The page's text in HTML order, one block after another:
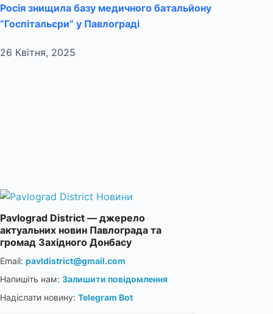
Росія знищила базу медичного батальйону
“Госпітальєри” у Павлограді
26 Квітня, 2025
Pavlograd District — джерело
актуальних новин Павлограда та
громад Західного Донбасу
Email: pavldistrict@gmail.com
Напишіть нам: Залишити повідомлення
Надіслати новину: Telegram Bot